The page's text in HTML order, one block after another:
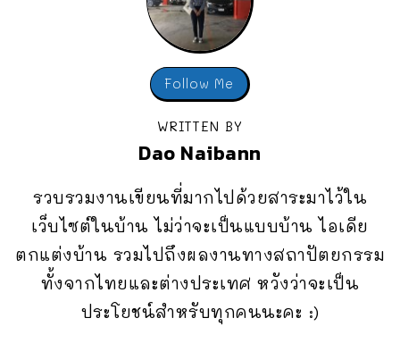
Follow Me
WRITTEN BY
Dao Naibann
รวบรวมงานเขียนที่มากไปด้วยสาระมาไว้ใน
เว็บไซต์ในบ้าน ไม่ว่าจะเป็นแบบบ้าน ไอเดีย
ตกแต่งบ้าน รวมไปถึงผลงานทางสถาปัตยกรรม
ทั้งจากไทยและต่างประเทศ หวังว่าจะเป็น
ประโยชน์สำหรับทุกคนนะคะ :)